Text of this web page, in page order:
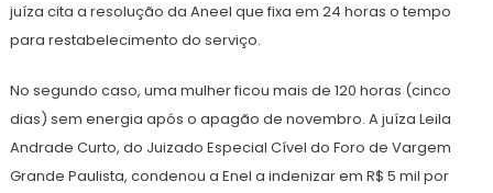
juíza cita a resolução da Aneel que fixa em 24 horas o tempo
para restabelecimento do serviço.
No segundo caso, uma mulher ficou mais de 120 horas (cinco
dias) sem energia após o apagão de novembro. A juíza Leila
Andrade Curto, do Juizado Especial Cível do Foro de Vargem
Grande Paulista, condenou a Enel a indenizar em R$ 5 mil por